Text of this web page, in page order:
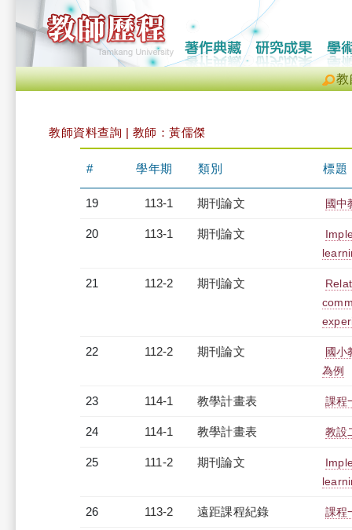
教
教師資料查詢 | 教師：黃儒傑
# 學年期 類別 標題
19 113-1 期刊論文 國中
20 113-1 期刊論文
21 112-2 期刊論文
22 112-2 期刊論文
國小
為例
23 114-1 教學計畫表 課程
24 114-1 教學計畫表 教設
25 111-2 期刊論文
26 113-2 遠距課程紀錄 課程